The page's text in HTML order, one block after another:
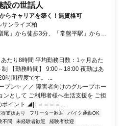
設の世話人
らキャリアを築く！無資格可
ンライズ柏
尾」から徒歩3分、「常盤平駅」から車
たり8時間 平均勤務日数：1ヶ月あた
【勤務時間】 9:00～18:00 夜勤はあ
時間程度です。 ...
プン✨ ／／ 障害者向けのグループホー
ンとして ご利用者様へ生活支援を ご担
イント ◢|| ＝＝＝＝...
支援あり フリーター歓迎
バイク通勤OK
不問 未経験者歓迎
経験者歓迎